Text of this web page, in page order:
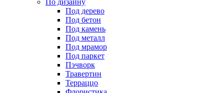
По дизайну
Под дерево
Под бетон
Под камень
Под металл
Под мрамор
Под паркет
Пэчворк
Травертин
Терраццо